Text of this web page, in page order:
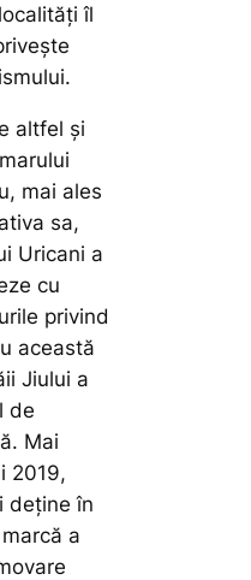
îl
altfel și
mai ales
sa,
Uricani a
cu
privind
această
Jiului a
de
Mai
2019,
deține în
a